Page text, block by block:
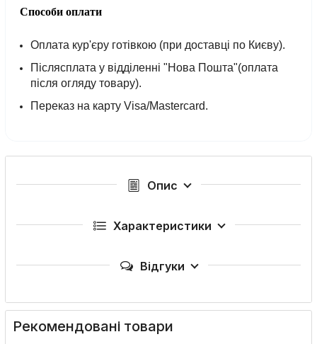
Способи оплати
Оплата кур'єру готівкою (при доставці по Києву).
Післясплата у відділенні "Нова Пошта"(оплата
після огляду товару).
Переказ на карту Visa/Mastercard.
Опис
Характеристики
Відгуки
Рекомендовані товари